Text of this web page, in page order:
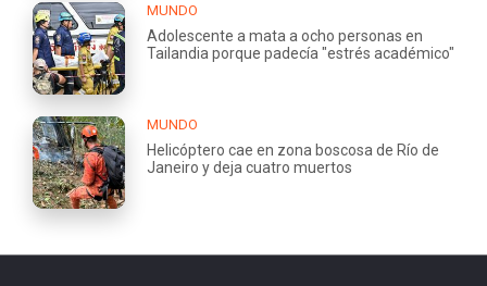
MUNDO
Adolescente a mata a ocho personas en
Tailandia porque padecía "estrés académico"
MUNDO
Helicóptero cae en zona boscosa de Río de
Janeiro y deja cuatro muertos